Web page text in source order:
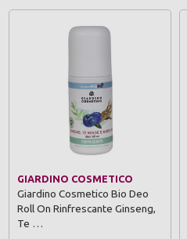
GIARDINO COSMETICO
Giardino Cosmetico Bio Deo
Roll On Rinfrescante Ginseng,
Te …